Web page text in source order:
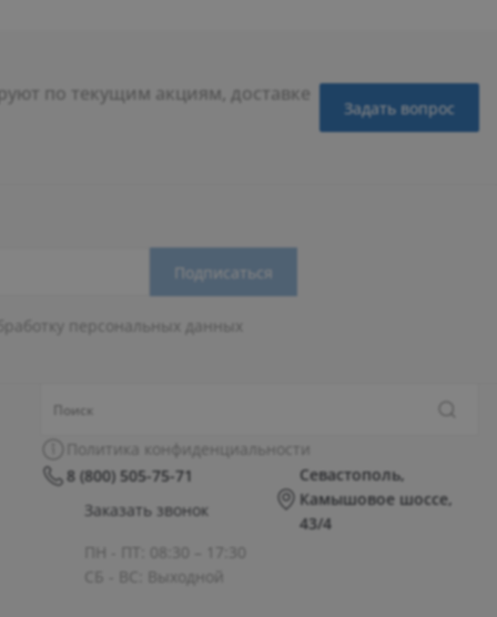
по текущим акциям, доставке
Задать вопрос
Подписаться
персональных данных
Политика конфиденциальности
8 (800) 505-75-71
Заказать звонок
ПН - ПТ: 08:30 – 17:30
СБ - ВС: Выходной
Севастополь,
Камышовое шоссе,
43/4